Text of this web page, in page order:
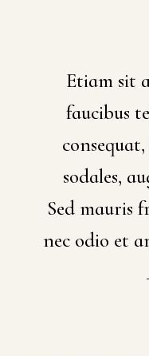
Etiam sit
faucibus
sodales,
Sed mauris
nec odio et